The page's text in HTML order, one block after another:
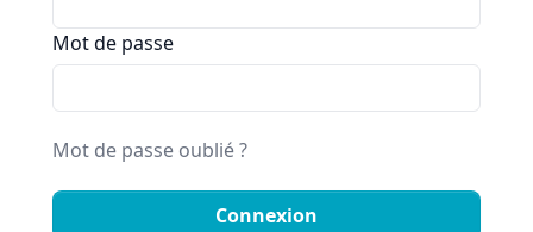
Mot de passe
Mot de passe oublié ?
Connexion